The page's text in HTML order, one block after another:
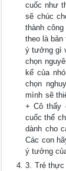
cuốc như
sẽ chúc
thành
theo là
ý tưởng gì
chọn
kế của
chọn
mình sẽ
+ Cô thấy
cuốc thế
dành cho
Các con
ý tưởng
3. Trẻ thực